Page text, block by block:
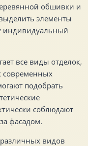
обшивки и
элементы
индивидуальный
все виды отделок,
современных
подобрать
соблюдают
фасадом.
видов